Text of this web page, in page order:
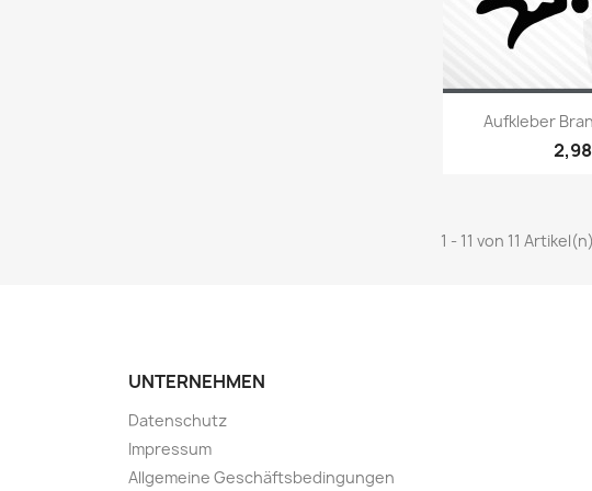

Aufkleber
1 - 11 von 11 Artikel(n)
UNTERNEHMEN
Datenschutz
Impressum
Allgemeine Geschäftsbedingungen